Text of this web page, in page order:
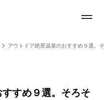
アウトドア絶景温泉のおすすめ９選。
すめ９選。そろそ